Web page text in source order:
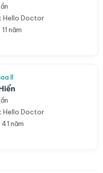
Hello Doctor
11 năm
II
Hello Doctor
41 năm